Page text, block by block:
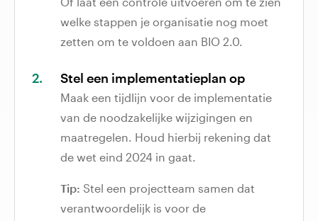
welke stappen je organisatie nog moet
zetten om te voldoen aan BIO 2.0.
Stel een implementatieplan op
Maak een tijdlijn voor de implementatie
van de noodzakelijke wijzigingen en
maatregelen. Houd hierbij rekening dat
de wet eind 2024​ in gaat.
Tip: Stel een projectteam samen dat
verantwoordelijk is voor de